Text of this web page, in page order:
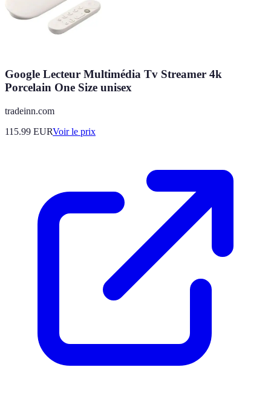
Google Lecteur Multimédia Tv Streamer 4k
Porcelain One Size unisex
tradeinn.com
115.99 EURVoir le prix